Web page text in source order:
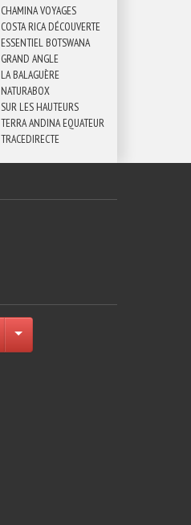
CHAMINA VOYAGES
COSTA RICA DÉCOUVERTE
ESSENTIEL BOTSWANA
GRAND ANGLE
LA BALAGUÈRE
NATURABOX
SUR LES HAUTEURS
TERRA ANDINA EQUATEUR
TRACEDIRECTE